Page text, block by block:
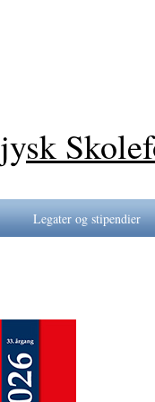
jysk
Legater og stipendier